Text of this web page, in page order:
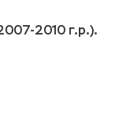
2010 г.р.).